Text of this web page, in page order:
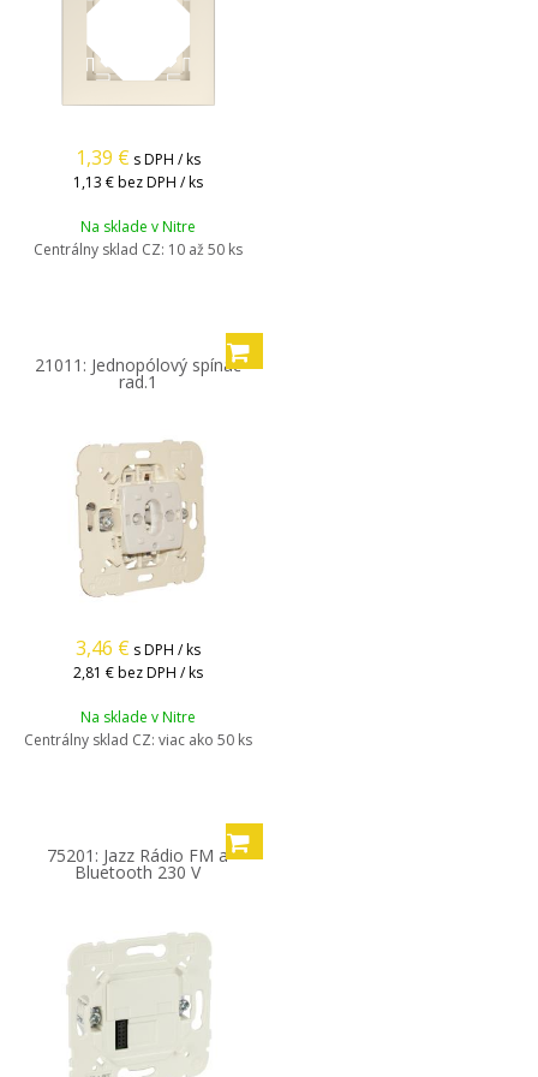
1,39 € s DPH / ks
1,13 € bez DPH / ks
Na sklade v Nitre
Centrálny sklad CZ: 10 až 50 ks
21011: Jednopólový spínač
rad.1
3,46 € s DPH / ks
2,81 € bez DPH / ks
Na sklade v Nitre
Centrálny sklad CZ: viac ako 50 ks
75201: Jazz Rádio FM a
Bluetooth 230 V